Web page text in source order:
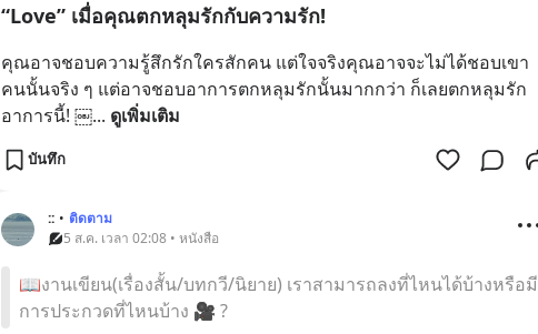
“Love” เมื่อคุณตกหลุมรักกับความรัก!
คุณอาจชอบความรู้สึกรักใครสักคน แต่ใจจริงคุณอาจจะไม่ได้ชอบเขา
คนนั้นจริง ๆ แต่อาจชอบอาการตกหลุมรักนั้นมากกว่า ก็เลยตกหลุมรัก
อาการนี้! ￼... ดูเพิ่มเติม
บันทึก
:: • ติดตาม
5 ส.ค. เวลา 02:08 • หนังสือ
📖งานเขียน(เรื่องสั้น/บทกวี/นิยาย) เราสามารถลงที่ไหนได้บ้างหรือมี
การประกวดที่ไหนบ้าง 🎥 ?